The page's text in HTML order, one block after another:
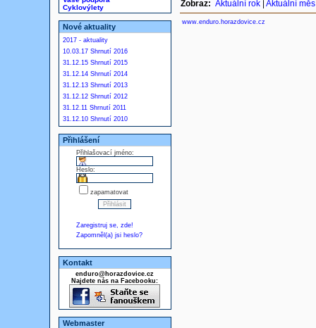
Cyklovýlety
Nové aktuality
2017 - aktuality
10.03.17 Shrnutí 2016
31.12.15 Shrnutí 2015
31.12.14 Shrnutí 2014
31.12.13 Shrnutí 2013
31.12.12 Shrnutí 2012
31.12.11 Shrnutí 2011
31.12.10 Shrnutí 2010
Přihlášení
Přihlašovací jméno:
Heslo:
zapamatovat
Zaregistruj se, zde!
Zapomněl(a) jsi heslo?
Kontakt
enduro@horazdovice.cz
Najdete nás na Facebooku:
Webmaster
Zobraz: Aktuální rok| Aktuální
www.enduro.horazdovice.cz